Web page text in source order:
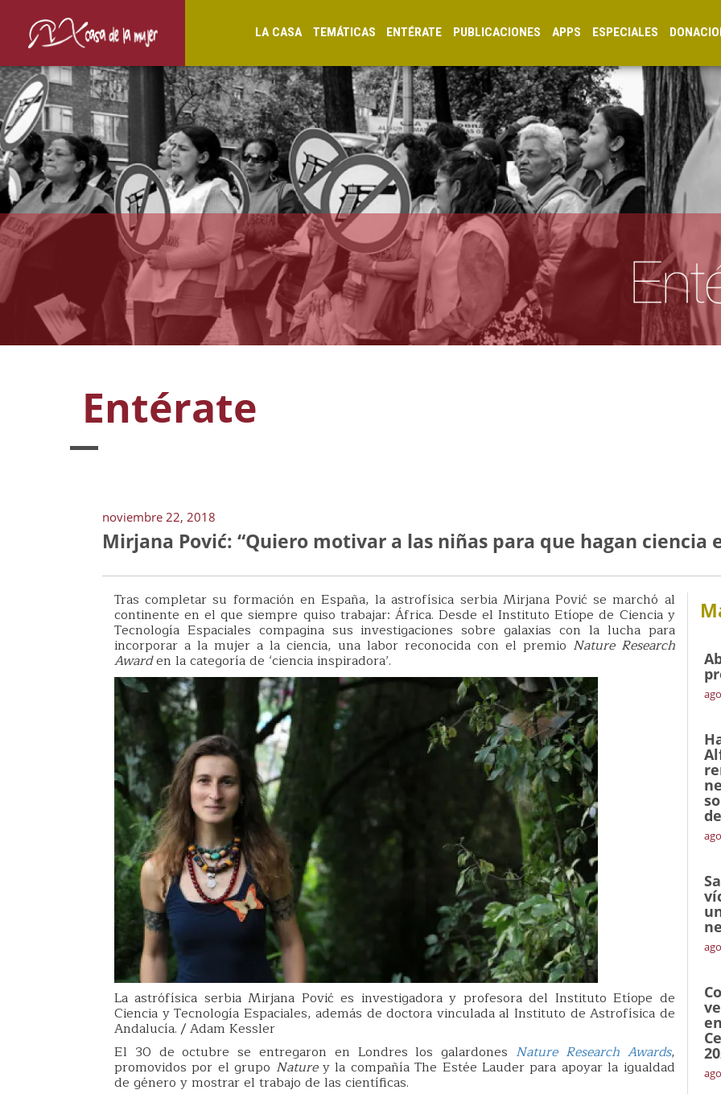
LA CASA TEMÁTICAS ENTÉRATE PUBLICACIONES APPS ESPECIALES
Entérate
noviembre 22, 2018
Mirjana Pović: “Quiero motivar a las niñas para que hagan ciencia
Tras completar su formación en España, la astrofísica serbia Mirjana Pović se marchó al
continente en el que siempre quiso trabajar: África. Desde el Instituto Etíope de Ciencia y
Tecnología Espaciales compagina sus investigaciones sobre galaxias con la lucha para
incorporar a la mujer a la ciencia, una labor reconocida con el premio Nature Research
Awarden la categoría de ‘ciencia inspiradora’.
La astrófísica serbia Mirjana Pović es investigadora y profesora del Instituto Etíope de
Ciencia y Tecnología Espaciales, además de doctora vinculada al Instituto de Astrofísica de
Andalucía. / Adam Kessler
El 30 de octubre se entregaron en Londres los galardones Nature Research Awards,
promovidos por el grupo Naturey la compañía The Estée Lauder para apoyar la igualdad
de género y mostrar el trabajo de las científicas.